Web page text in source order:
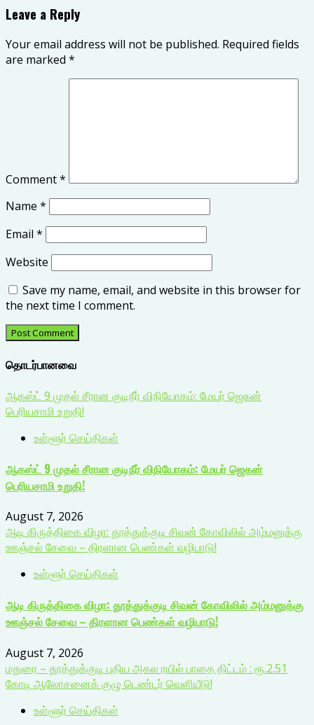
Leave a Reply
Your email address will not be published. Required fields
are marked *
Comment*
Name *
Email *
Website
Save my name, email, and website in this browser for
the next time I comment.
தொடர்பானவை
ஆகஸ்ட் 9 முதல் சீரான குடிநீர் விநியோகம்: மேயர் ஜெகன்
பெரியசாமி உறுதி!
உள்ளூர் செய்திகள்
ஆகஸ்ட் 9 முதல் சீரான குடிநீர் விநியோகம்: மேயர் ஜெகன்
பெரியசாமி உறுதி!
August 7, 2026
ஆடி கிருத்திகை விழா: தூத்துக்குடி சிவன் கோவிலில் அம்மனுக்கு
ஊஞ்சல் சேவை – திரளான பெண்கள் வழிபாடு!
உள்ளூர் செய்திகள்
ஆடி கிருத்திகை விழா: தூத்துக்குடி சிவன் கோவிலில் அம்மனுக்கு
ஊஞ்சல் சேவை – திரளான பெண்கள் வழிபாடு!
August 7, 2026
மதுரை – தூத்துக்குடி புதிய அகல ரயில் பாதை திட்டம் : ரூ.2.51
கோடி ஆலோசனைக் குழு டெண்டர் வெளியீடு!
உள்ளூர் செய்திகள்